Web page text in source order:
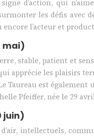
d’action, qui
les défis avec
encore l’acteur et
mai)
stable, patient et
apprécie les plaisirs
Taureau est
Pfeiffer, née le 29
juin)
intellectuels,